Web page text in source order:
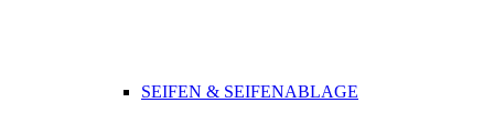
SEIFEN & SEIFENABLAGE